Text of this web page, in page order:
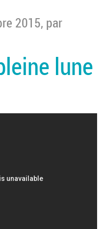
2015, par
lune